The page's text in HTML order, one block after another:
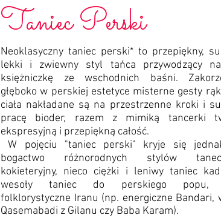
Taniec Perski
Neoklasyczny taniec perski* to przepiękny,
lekki i zwiewny styl tańca przywodzący
księżniczkę ze wschodnich baśni.
głęboko w perskiej estetyce misterne gesty
ciała nakładane są na przestrzenne kroki i
pracę bioder, razem z mimiką tancerki
ekspresyjną i przepiękną całość.
W pojęciu "taniec perski" kryje się
bogactwo różnorodnych stylów
kokieteryjny, nieco ciężki i leniwy taniec
wesoły taniec do perskiego popu,
folklorystyczne Iranu (np. energiczne Bandari,
Qasemabadi z Gilanu czy Baba Karam).